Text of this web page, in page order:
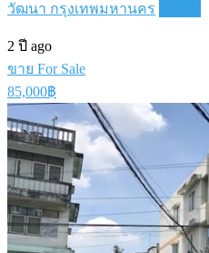
วัฒนา กรุงเทพมหานคร
2 ปี ago
ขาย For Sale
85,000฿